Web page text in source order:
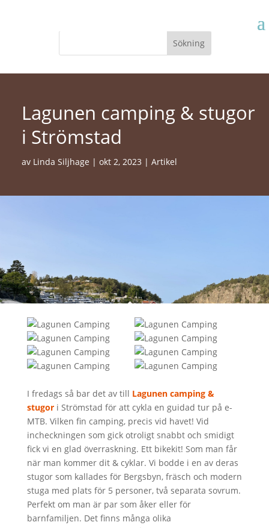
Lagunen camping & stugor
i Strömstad
av Linda Siljhage | okt 2, 2023 | Artikel
I fredags så bar det av till Lagunen camping &
stugori Strömstad för att cykla en guidad tur på e-
MTB. Vilken fin camping, precis vid havet! Vid
incheckningen som gick otroligt snabbt och smidigt
fick vi en glad överraskning. Ett bikekit! Som man får
när man kommer dit & cyklar. Vi bodde i en av deras
stugor som kallades för Bergsbyn, fräsch och modern
stuga med plats för 5 personer, två separata sovrum.
Perfekt om man är par som åker eller för
barnfamiljen. Det finns många olika